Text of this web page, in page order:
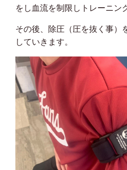
をし血流を制限しトレーニン
その後、除圧（圧を抜く事）
していきます。